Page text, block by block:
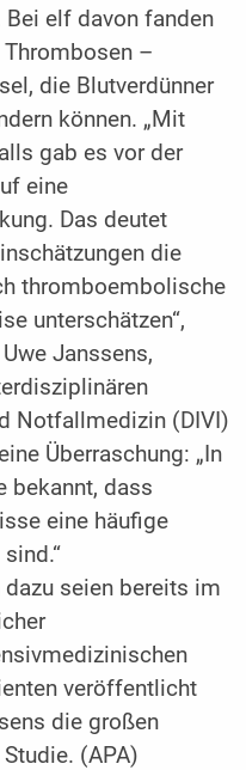
Bei elf davon fanden
–
die Blutverdünner
können. „Mit
gab es vor der
eine
Das deutet
die
thromboembolische
unterschätzen“,
Janssens,
Notfallmedizin (DIVI)
Überraschung: „In
bekannt, dass
eine häufige
seien bereits im
veröffentlicht
die großen
(APA)